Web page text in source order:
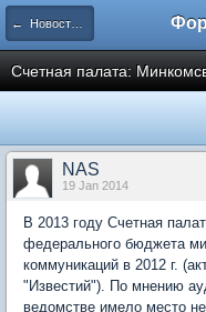
← Новости рынка недвижимости
Счетная палата:
NAS
19 Jan 2014
В 2013 году Счетная
федерального бюджета
коммуникаций в 2012 г.
"Известий"). По мнению
ведомстве имело место